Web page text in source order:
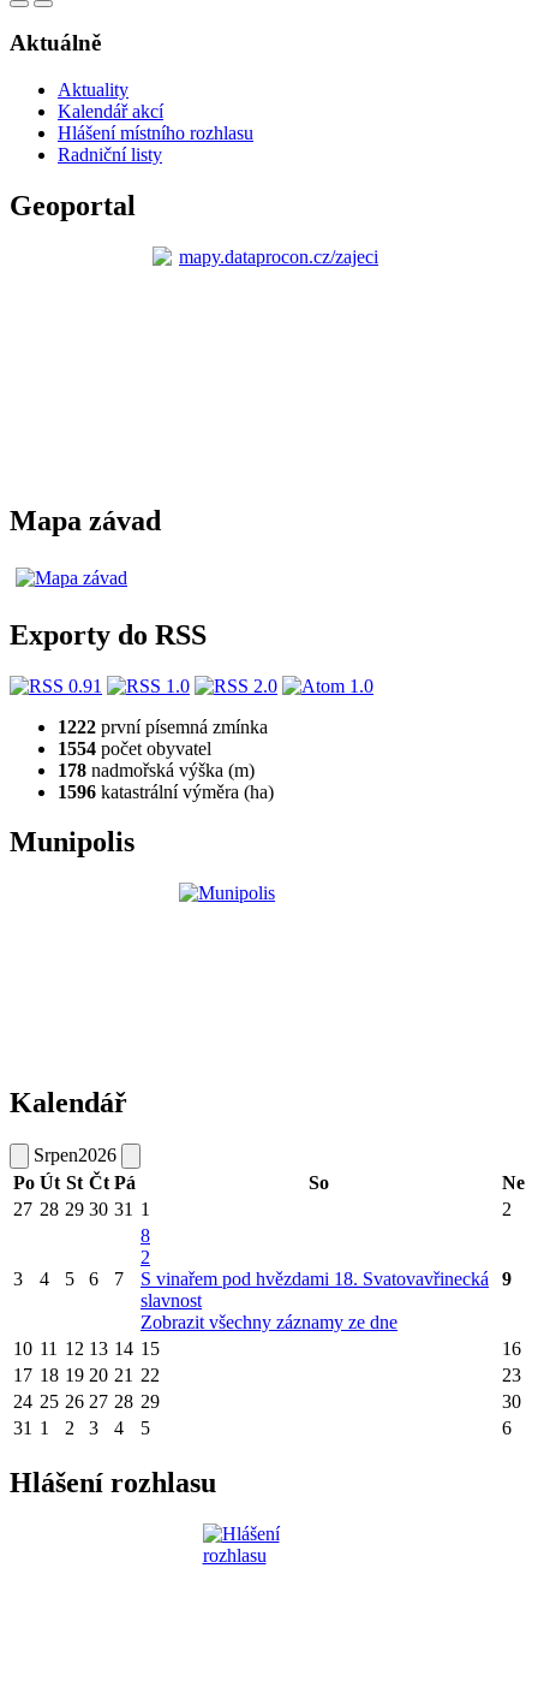
Aktuálně
Aktuality
Kalendář akcí
Hlášení místního rozhlasu
Radniční listy
Geoportal
Mapa závad
Exporty do RSS
1222 první písemná zmínka
1554 počet obyvatel
178 nadmořská výška (m)
1596 katastrální výměra (ha)
Munipolis
Kalendář
Srpen2026
Po Út St Čt Pá So
Ne
27 28 29 30 31 1 2
3 4 5 6 7
8
2
S vinařem pod hvězdami 18. Svatovavřinecká
slavnost
Zobrazit všechny záznamy ze dne
9
10 11 12 13 14 15
16
17 18 19 20 21 22
23
24 25 26 27 28 29
30
31 1 2 3 4 5 6
Hlášení rozhlasu